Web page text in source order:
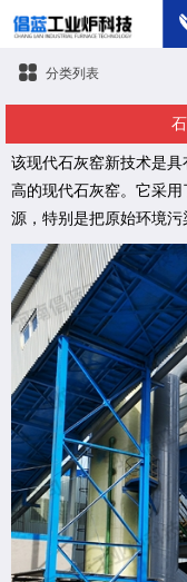
分类列表
该现代石灰窑新技术是
高的现代石灰窑。它采
源，特别是把原始环境污